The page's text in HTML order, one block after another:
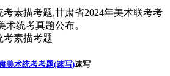
考素描考题,甘肃省2024年美术联考考
术统考真题公布。
美术统考考题(速写)速写